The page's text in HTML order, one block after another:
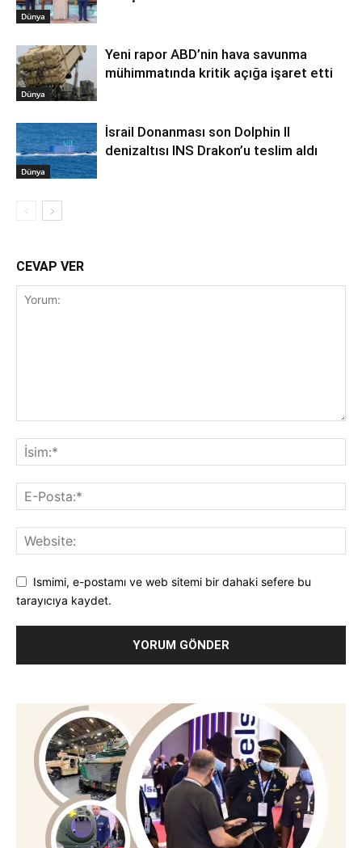
Dünya
Dünya
Yeni rapor ABD’nin hava savunma
mühimmatında kritik açığa işaret etti
Dünya
İsrail Donanması son Dolphin II
denizaltısı INS Drakon’u teslim aldı
CEVAP VER
Ismimi, e-postamı ve web sitemi bir dahaki sefere bu
tarayıcıya kaydet.